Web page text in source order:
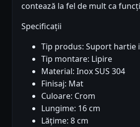
contează la fel de mult ca
Specificații
Tip produs: Suport hartie
Tip montare: Lipire
Material: Inox SUS 304
Finisaj: Mat
Culoare: Crom
Lungime: 16 cm
Lățime: 8 cm